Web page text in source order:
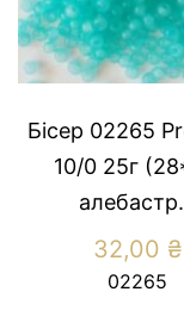
Бісер 02265
10/0 25г
32,00 ₴
02265